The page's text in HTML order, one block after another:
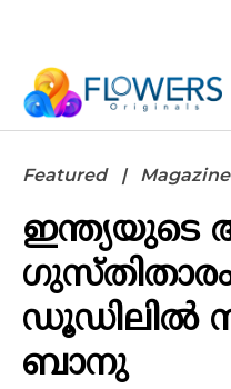
Featured Magazine
ഇന്ത്യയുടെ
ഡൂഡിലിൽ
ബാനു